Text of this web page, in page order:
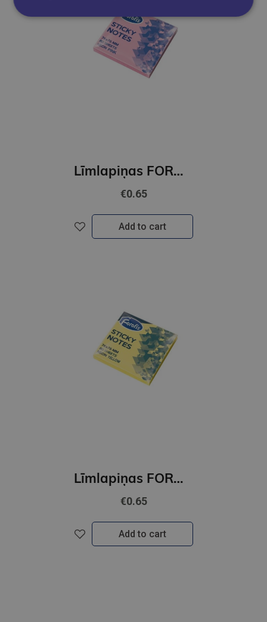
Līmlapiņas FOROFIS 76*76mm,80lp (neona rozā kr)
€0.65
Add to cart
Līmlapiņas FOROFIS 76*76mm(neona krāsa, dzeltena)
€0.65
Add to cart